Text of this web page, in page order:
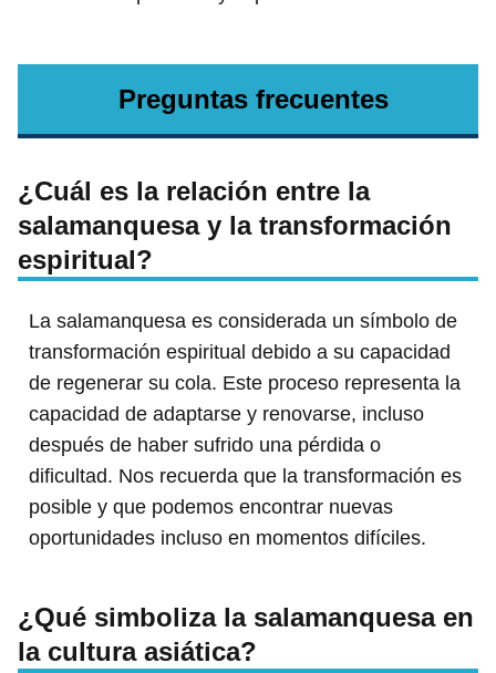
Preguntas frecuentes
¿Cuál es la relación entre la
salamanquesa y la transformación
espiritual?
La salamanquesa es considerada un símbolo de
transformación espiritual debido a su capacidad
de regenerar su cola. Este proceso representa la
capacidad de adaptarse y renovarse, incluso
después de haber sufrido una pérdida o
dificultad. Nos recuerda que la transformación es
posible y que podemos encontrar nuevas
oportunidades incluso en momentos difíciles.
¿Qué simboliza la salamanquesa en
la cultura asiática?